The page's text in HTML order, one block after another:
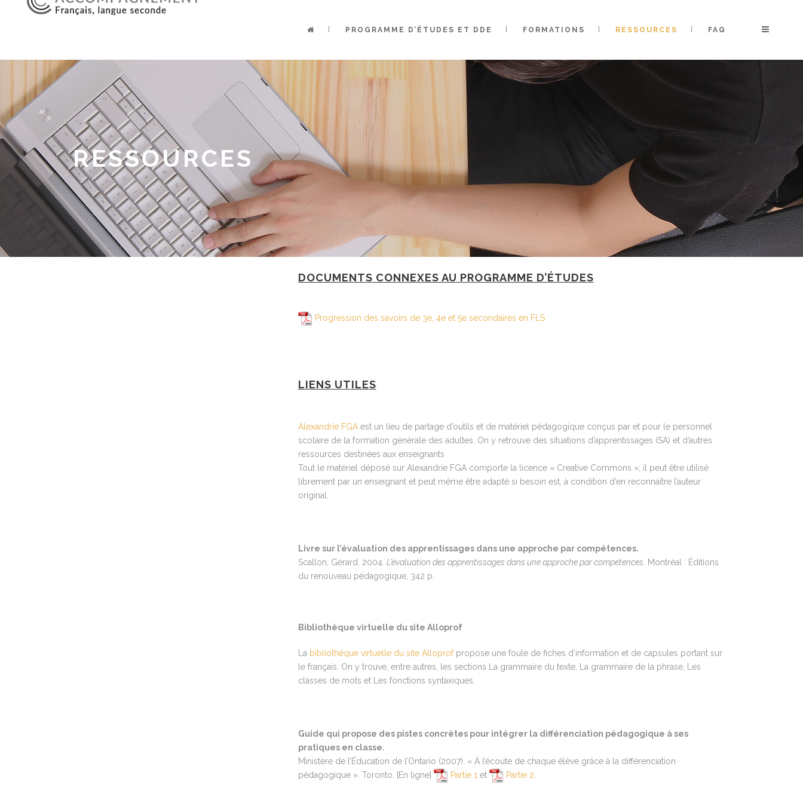
PROGRAMME D’ÉTUDES ET DDE FORMATIONS RESSOURCES FAQ
RESSOURCES
DOCUMENTS CONNEXES AU PROGRAMME D’ÉTUDES
Progression des savoirs de 3e, 4e et 5e secondaires en FLS
LIENS UTILES
Alexandrie FGAest un lieu de partage d’outils et de matériel pédagogique conçus par et pour le personnel
scolaire de la formation générale des adultes. On y retrouve des situations d’apprentissages (SA) et d’autres
ressources destinées aux enseignants
Tout le matériel déposé sur Alexandrie FGA comporte la licence « Creative Commons »; il peut être utilisé
librement par un enseignant et peut même être adapté si besoin est, à condition d’en reconnaître l’auteur
original.
Livre sur l’évaluation des apprentissages dans une approche par compétences.
Scallon, Gérard. 2004. L’évaluation des apprentissages dans une approche par compétences . Montréal : Éditions
du renouveau pédagogique, 342 p.
Bibliothèque virtuelle du site Alloprof
La bibliothèque virtuelle du site Alloprofpropose une foule de fiches d’information et de capsules portant sur
le français. On y trouve, entre autres, les sections La grammaire du texte, La grammaire de la phrase, Les
classes de mots et Les fonctions syntaxiques.
Guide qui propose des pistes concrètes pour intégrer la différenciation pédagogique à ses
pratiques en classe.
Ministère de l’Éducation de l’Ontario (2007). « À l’écoute de chaque élève grâce à la différenciation
pédagogique ». Toronto. [En ligne]
Partie 1 et Partie 2